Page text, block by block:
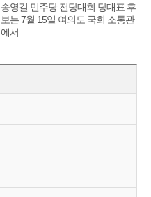
송영길 민주당 전당대회 당대표 후
보는 7월 15일 여의도 국회 소통관
에서